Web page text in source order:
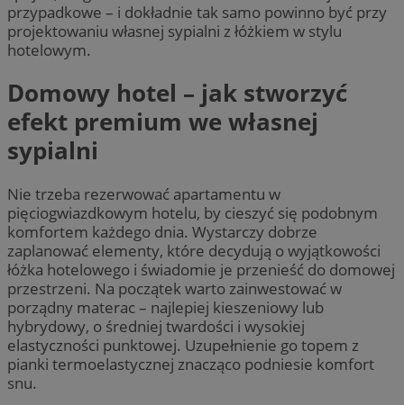
przypadkowe – i dokładnie tak samo powinno być przy
projektowaniu własnej sypialni z łóżkiem w stylu
hotelowym.
Domowy hotel – jak stworzyć
efekt premium we własnej
sypialni
Nie trzeba rezerwować apartamentu w
pięciogwiazdkowym hotelu, by cieszyć się podobnym
komfortem każdego dnia. Wystarczy dobrze
zaplanować elementy, które decydują o wyjątkowości
łóżka hotelowego i świadomie je przenieść do domowej
przestrzeni. Na początek warto zainwestować w
porządny materac – najlepiej kieszeniowy lub
hybrydowy, o średniej twardości i wysokiej
elastyczności punktowej. Uzupełnienie go topem z
pianki termoelastycznej znacząco podniesie komfort
snu.